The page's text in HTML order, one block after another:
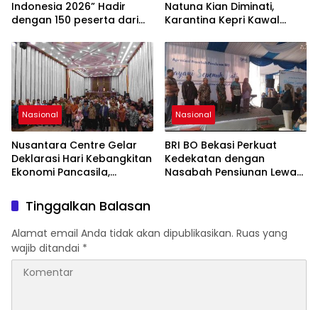
Indonesia 2026” Hadir
dengan 150 peserta dari
Industri Taman Rekreasi
dan Ekosistem Pariwisata
di Tanah Air
Natuna Kian Diminati,
Karantina Kepri Kawal
Bintan
Nasional
Nusantara Centre Gelar
Deklarasi Hari Kebangkitan
Ekonomi Pancasila,
Djojohadikusumo Anti
Penjajahan (Pergolakan
Ekonomi Politik Indonesia)
& Simposium Nasional
“Urgensi Undang-Undang
Perekonomian Nasional
dan Kesejahteraan Sosial
Nasional
BRI BO Bekasi Perkuat
Kedekatan dengan
Nasabah Pensiunan Lewat
Tinggalkan Balasan
Alamat email Anda tidak akan dipublikasikan. Ruas yang
wajib ditandai *